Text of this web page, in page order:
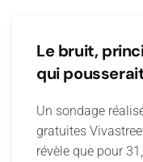
Le bruit,
qui
Un sondage
gratuites
révèle que pour